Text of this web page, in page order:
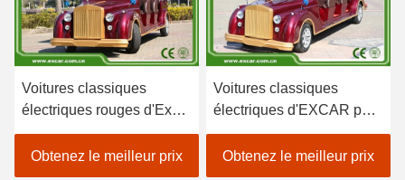
Voitures classiques
électriques rouges d'Excar
avec la batterie Trojan, CE
approuvé
Obtenez le meilleur prix
Voitures classiques
électriques d'EXCAR pour
le seater 8 avec le
chargeur à bord intelligent
Obtenez le meilleur prix